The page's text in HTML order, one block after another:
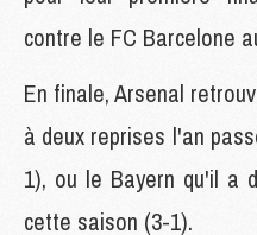
contre le FC Barcelone
En finale, Arsenal
à deux reprises l'an
1), ou le Bayern qu'il a
cette saison (3-1).